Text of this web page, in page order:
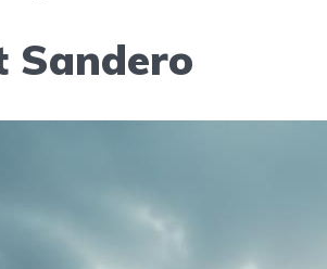
Sandero